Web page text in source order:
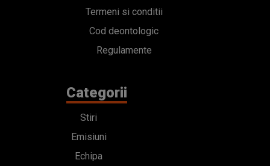
Termeni si conditii
Cod deontologic
Regulamente
Categorii
Stiri
Emisiuni
Echipa